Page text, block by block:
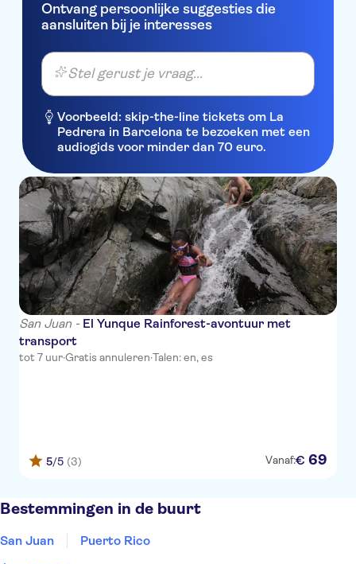
Ontvang persoonlijke suggesties die
aansluiten bij je interesses
Stel gerust je vraag...
Voorbeeld: skip-the-line tickets om La
Pedrera in Barcelona te bezoeken met een
audiogids voor minder dan 70 euro.
San Juan - El Yunque Rainforest-avontuur met
transport
tot 7 uur·Gratis annuleren·Talen: en, es
5/5 (3) Vanaf:€ 69
Bestemmingen in de buurt
San Juan Puerto Rico